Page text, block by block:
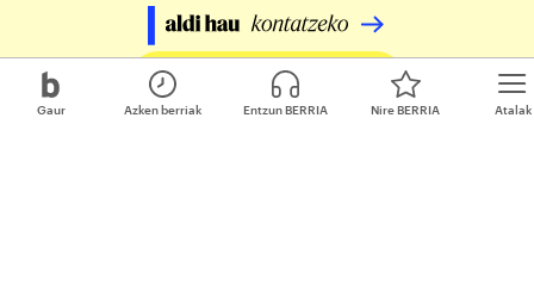
Gaur Atalak
Azken berriak Entzun BERRIA Nire BERRIA
Egin zure ekarpena